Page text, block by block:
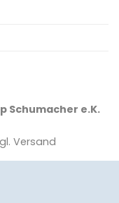
Schumacher e.K.
Versand